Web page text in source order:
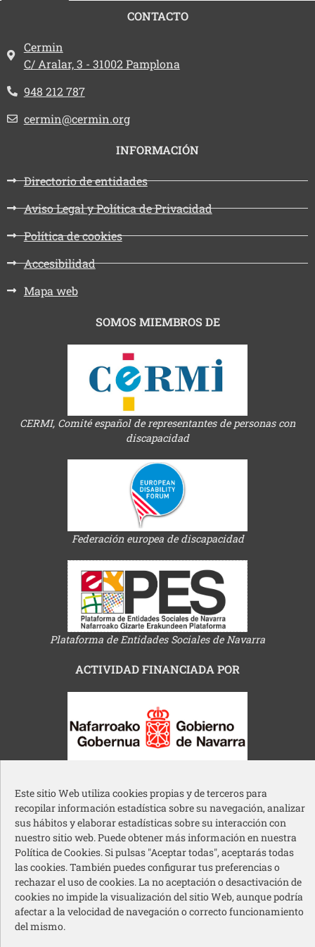
Este sitio Web utiliza cookies propias y de terceros para
recopilar información estadística sobre su navegación, analizar
sus hábitos y elaborar estadísticas sobre su interacción con
nuestro sitio web. Puede obtener más información en nuestra
Política de Cookies. Si pulsas "Aceptar todas", aceptarás todas
las cookies. También puedes configurar tus preferencias o
rechazar el uso de cookies. La no aceptación o desactivación de
cookies no impide la visualización del sitio Web, aunque podría
afectar a la velocidad de navegación o correcto funcionamiento
del mismo.
CONTACTO
Dirección:
Cermin
C/ Aralar, 3 - 31002 Pamplona
Teléfono:
948 212 787
Email:
cermin@cermin.org
INFORMACIÓN
Directorio de entidades
Aviso Legal y Política de Privacidad
Política de cookies
Accesibilidad
Mapa web
SOMOS MIEMBROS DE
CERMI, Comité español de representantes de personas con
discapacidad
Federación europea de discapacidad
Plataforma de Entidades Sociales de Navarra
ACTIVIDAD FINANCIADA POR
Ayuntamiento de Pamplona